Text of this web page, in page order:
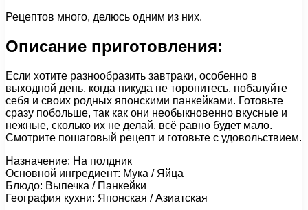
Рецептов много, делюсь одним из них.
Описание приготовления:
Если хотите разнообразить завтраки, особенно в
выходной день, когда никуда не торопитесь, побалуйте
себя и своих родных японскими панкейками. Готовьте
сразу побольше, так как они необыкновенно вкусные и
нежные, сколько их не делай, всё равно будет мало.
Смотрите пошаговый рецепт и готовьте с удовольствием.
Назначение: На полдник
Основной ингредиент: Мука / Яйца
Блюдо: Выпечка / Панкейки
География кухни: Японская / Азиатская